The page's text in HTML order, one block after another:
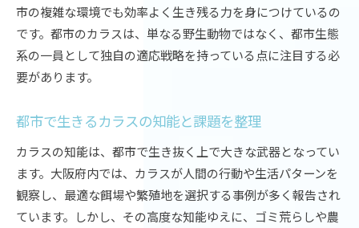
スピリチュアルなイメージと現実のカラス能力
カラスの知能を正しく理解するための視点
誤解されやすいカラスの特徴と本当の姿
大阪府でよく聞くカラスの噂と事実の違い
市の複雑な環境でも効率よく生き残る力を身につけているの
です。都市のカラスは、単なる野生動物ではなく、都市生態
系の一員として独自の適応戦略を持っている点に注目する必
要があります。
都市で生きるカラスの知能と課題を整理
カラスの知能は、都市で生き抜く上で大きな武器となってい
ます。大阪府内では、カラスが人間の行動や生活パターンを
観察し、最適な餌場や繁殖地を選択する事例が多く報告され
ています。しかし、その高度な知能ゆえに、ゴミ荒らしや農